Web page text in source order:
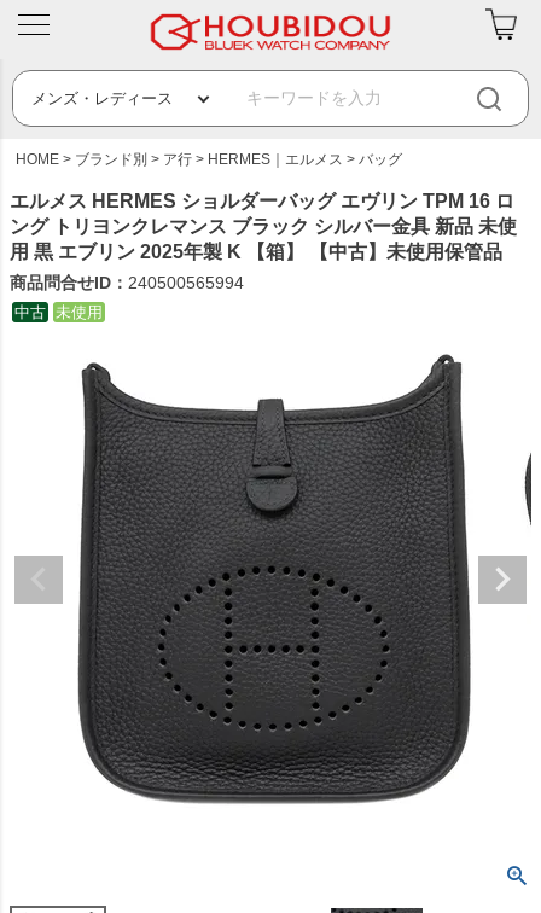
HOME ブランド別 ア行 HERMES｜エルメス バッグ
エルメス HERMES ショルダーバッグ エヴリン TPM 16 ロ
ング トリヨンクレマンス ブラック シルバー金具 新品 未使
用 黒 エブリン 2025年製 K 【箱】 【中古】未使用保管品
商品問合せID： 240500565994
中古 未使用